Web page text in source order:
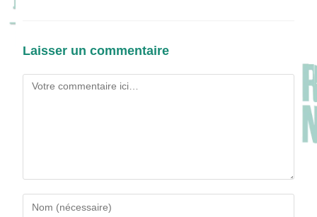
Laisser un commentaire
Comment
Enter